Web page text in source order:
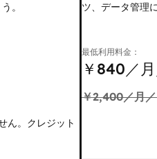
。
ん。クレジット
ツ、データ管理
最低利用料金：
￥840／
￥2,400／月